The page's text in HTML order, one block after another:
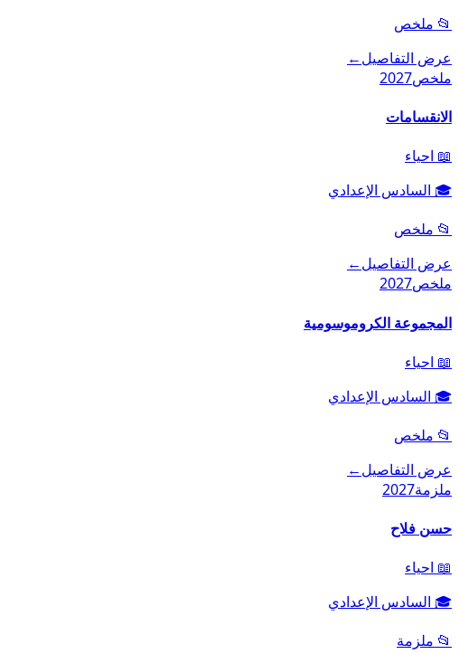
📂 ملخص
عرض التفاصيل←
ملخص2027
الانقسامات
📖 احياء
🎓 السادس الإعدادي
📂 ملخص
عرض التفاصيل←
ملخص2027
المجموعة الكروموسومية
📖 احياء
🎓 السادس الإعدادي
📂 ملخص
عرض التفاصيل←
ملزمة2027
حسن فلاح
📖 احياء
🎓 السادس الإعدادي
📂 ملزمة